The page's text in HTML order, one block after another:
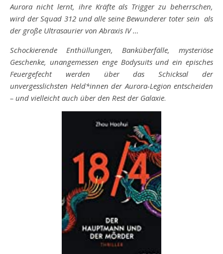
Aurora nicht lernt, ihre Kräfte als Trigger zu beherrschen,
wird der Squad 312 und alle seine Bewunderer toter sein als
der große Ultrasaurier von Abraxis IV …
Schockierende Enthüllungen, Banküberfälle, mysteriöse
Geschenke, unangemessen enge Bodysuits und ein episches
Feuergefecht werden über das Schicksal der
unvergesslichsten Held*innen der Aurora-Legion entscheiden
– und vielleicht auch über den Rest der Galaxie.